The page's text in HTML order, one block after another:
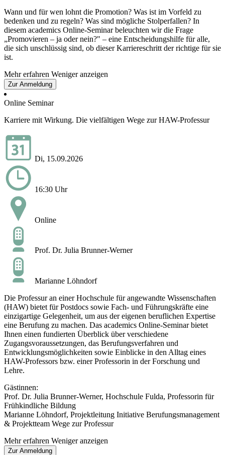
Wann und für wen lohnt die Promotion? Was ist im Vorfeld zu
bedenken und zu regeln? Was sind mögliche Stolperfallen? In
diesem academics Online-Seminar beleuchten wir die Frage
„Promovieren – ja oder nein?" – eine Entscheidungshilfe für alle,
die sich unschlüssig sind, ob dieser Karriereschritt der richtige für sie
ist.
Mehr erfahren Weniger anzeigen
Zur Anmeldung
Online Seminar
Karriere mit Wirkung. Die vielfältigen Wege zur HAW-Professur
Di, 15.09.2026
16:30 Uhr
Online
Prof. Dr. Julia Brunner-Werner
Marianne Löhndorf
Die Professur an einer Hochschule für angewandte Wissenschaften
(HAW) bietet für Postdocs sowie Fach- und Führungskräfte eine
einzigartige Gelegenheit, um aus der eigenen beruflichen Expertise
eine Berufung zu machen. Das academics Online-Seminar bietet
Ihnen einen fundierten Überblick über verschiedene
Zugangsvoraussetzungen, das Berufungsverfahren und
Entwicklungsmöglichkeiten sowie Einblicke in den Alltag eines
HAW-Professors bzw. einer Professorin in der Forschung und
Lehre.
Gästinnen:
Prof. Dr. Julia Brunner-Werner, Hochschule Fulda, Professorin für
Frühkindliche Bildung
Marianne Löhndorf, Projektleitung Initiative Berufungsmanagement
& Projektteam Wege zur Professur
Mehr erfahren Weniger anzeigen
Zur Anmeldung